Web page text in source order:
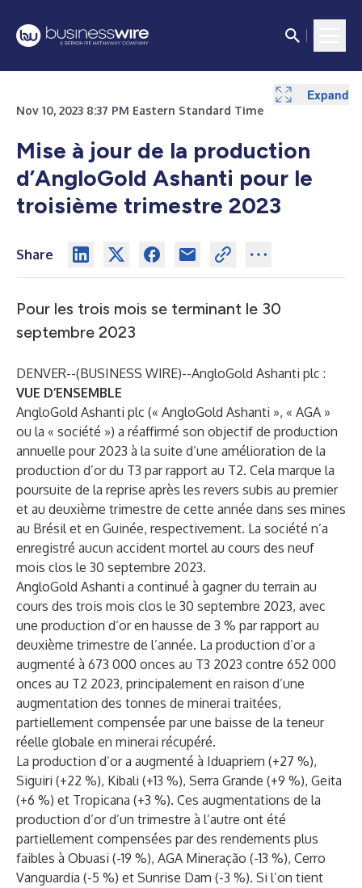
Nov 10, 2023 8:37 PM Eastern Standard Time
Mise à jour de la production
d’AngloGold Ashanti pour le
troisième trimestre 2023
Share
Pour les trois mois se terminant le 30
septembre 2023
DENVER--(BUSINESS WIRE)--AngloGold Ashanti plc :
VUE D’ENSEMBLE
AngloGold Ashanti plc (« AngloGold Ashanti », « AGA »
ou la « société ») a réaffirmé son objectif de production
annuelle pour 2023 à la suite d’une amélioration de la
production d’or du T3 par rapport au T2. Cela marque la
poursuite de la reprise après les revers subis au premier
et au deuxième trimestre de cette année dans ses mines
au Brésil et en Guinée, respectivement. La société n’a
enregistré aucun accident mortel au cours des neuf
mois clos le 30 septembre 2023.
AngloGold Ashanti a continué à gagner du terrain au
cours des trois mois clos le 30 septembre 2023, avec
une production d’or en hausse de 3 % par rapport au
deuxième trimestre de l’année. La production d’or a
augmenté à 673 000 onces au T3 2023 contre 652 000
onces au T2 2023, principalement en raison d’une
augmentation des tonnes de minerai traitées,
partiellement compensée par une baisse de la teneur
réelle globale en minerai récupéré.
La production d’or a augmenté à Iduapriem (+27 %),
Siguiri (+22 %), Kibali (+13 %), Serra Grande (+9 %), Geita
(+6 %) et Tropicana (+3 %). Ces augmentations de la
production d’or d’un trimestre à l’autre ont été
partiellement compensées par des rendements plus
faibles à Obuasi (-19 %), AGA Mineração (-13 %), Cerro
Vanguardia (-5 %) et Sunrise Dam (-3 %). Si l’on tient
Expand
Expand
Expand